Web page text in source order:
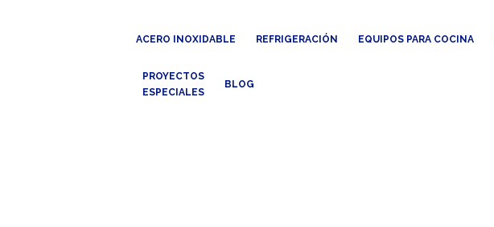
ACERO INOXIDABLE REFRIGERACIÓN EQUIPOS PARA COCINA
PROYECTOS
ESPECIALES
BLOG